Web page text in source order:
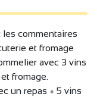
commentaires
et fromage
avec 3 vins
fromage.
un repas + 5 vins